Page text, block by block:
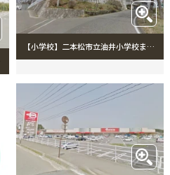
【小学校】二本松市立油井小学校まで1829m